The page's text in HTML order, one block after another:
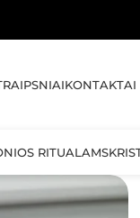
KONTAKTAI
RITUALAMS